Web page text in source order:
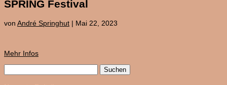
SPRING Festival
von André Springhut | Mai 22, 2023
Mehr Infos
nach: